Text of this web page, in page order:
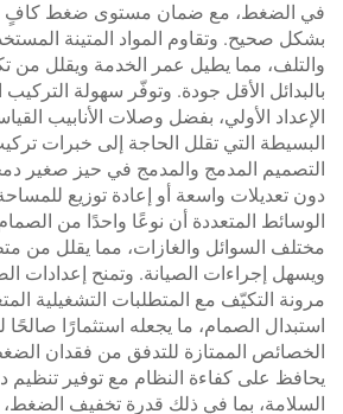
في الضغط، مع ضمان مستوى ضغط كافٍ
بشكل صحيح. وتقاوم المواد المتينة
والتلف، مما يطيل عمر الخدمة ويقلل من
بالبدائل الأقل جودة. وتوفّر سهولة التركيب
الإعداد الأولي، بفضل وصلات الأنابيب
البسيطة التي تقلل الحاجة إلى خبرات
التصميم المدمج والمدمج في حيز صغير
دون تعديلات واسعة أو إعادة توزيع
الوسائط المتعددة أن نوعًا واحدًا من
مختلف السوائل والغازات، مما يقلل من
ويسهل إجراءات الصيانة. وتمنح إعدادات
مرونة التكيّف مع المتطلبات التشغيلية
استبدال الصمام، ما يجعله استثمارًا
الخصائص الممتازة للتدفق من فقدان
يحافظ على كفاءة النظام مع توفير
السلامة، بما في ذلك قدرة تخفيف